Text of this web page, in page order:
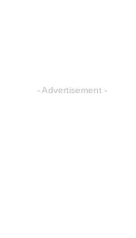
- Advertisement -